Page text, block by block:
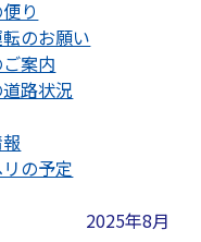
り
のお願い
案内
路状況
の予定
2025年8月